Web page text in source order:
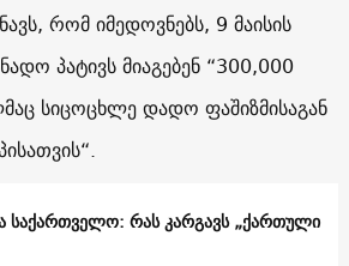
რომ იმედოვნებს, 9 მაისის
პატივს მიაგებენ “300,000
სიცოცხლე დადო ფაშიზმისაგან
საქართველო: რას კარგავს „ქართული